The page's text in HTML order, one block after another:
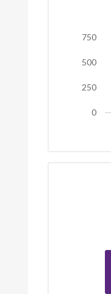
0
250
500
750